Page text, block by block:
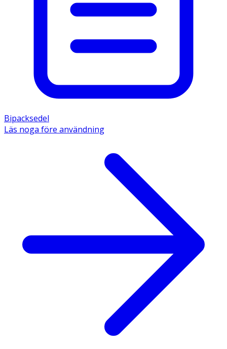
Bipacksedel
Läs noga före användning